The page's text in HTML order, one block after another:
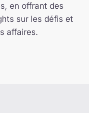
en offrant des
sur les défis et
affaires.